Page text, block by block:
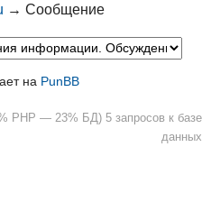
→Сообщение
на PunBB
PHP — 23% БД) 5 запросов к базе
данных